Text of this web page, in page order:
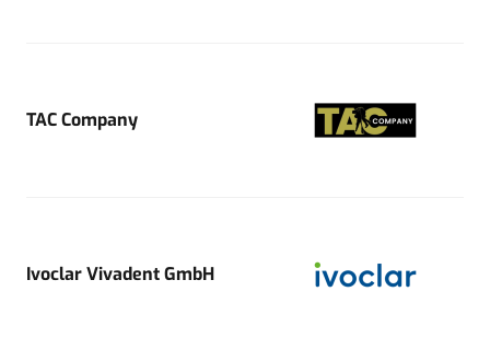
TAC Company
Ivoclar Vivadent GmbH